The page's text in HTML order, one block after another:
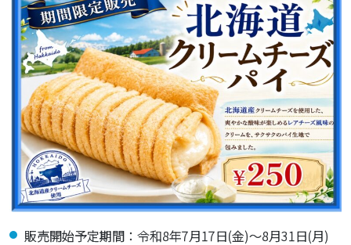
販売開始予定期間：令和8年7月17日(金)～8月31日(月)